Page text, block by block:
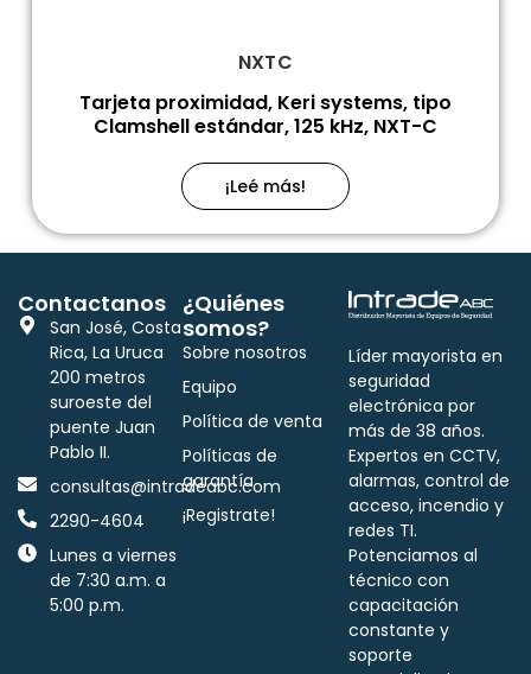
NXTC
Tarjeta proximidad, Keri systems, tipo
Clamshell estándar, 125 kHz, NXT-C
¡Leé más!
Líder mayorista en
seguridad
electrónica por
más de 38 años.
Expertos en CCTV,
alarmas, control de
acceso, incendio y
redes TI.
Potenciamos al
técnico con
capacitación
constante y
soporte
¿Quiénes
somos?
Sobre nosotros
Equipo
Política de venta
Políticas de
garantía
¡Registrate!
Contactanos
San José, Costa
Rica, La Uruca
200 metros
suroeste del
puente Juan
Pablo II.
consultas@intradeabc.com
2290-4604
Lunes a viernes
de 7:30 a.m. a
5:00 p.m.